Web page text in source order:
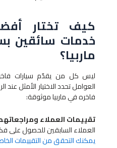
كيف تختار
خدمات سائقين
ماربيا؟
ليس كل من يقدّم سيارات
العوامل تحدد الاختيار الأمثل
فاخره في ماربيا موثوقة:
تقييمات العملاء ومراجعاتهم
العملاء السابقين للحصول على
يمكنك التحقق من التقييمات